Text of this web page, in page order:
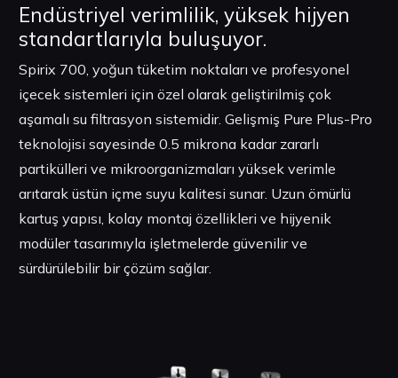
Endüstriyel verimlilik, yüksek hijyen
standartlarıyla buluşuyor.
Spirix 700, yoğun tüketim noktaları ve profesyonel
içecek sistemleri için özel olarak geliştirilmiş çok
aşamalı su filtrasyon sistemidir. Gelişmiş Pure Plus-Pro
teknolojisi sayesinde 0.5 mikrona kadar zararlı
partikülleri ve mikroorganizmaları yüksek verimle
arıtarak üstün içme suyu kalitesi sunar. Uzun ömürlü
kartuş yapısı, kolay montaj özellikleri ve hijyenik
modüler tasarımıyla işletmelerde güvenilir ve
sürdürülebilir bir çözüm sağlar.